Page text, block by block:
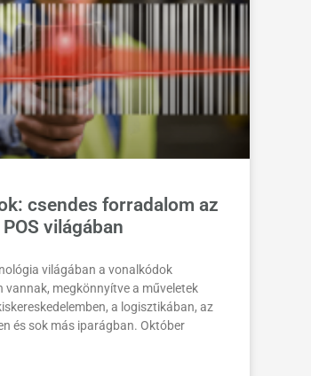
csendes forradalom az
világában
világában a vonalkódok
vannak, megkönnyítve a műveletek
a logisztikában, az
és sok más iparágban. Október